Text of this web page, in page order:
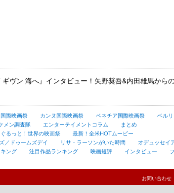
ヴン 海へ』インタビュー！矢野奨吾&内田雄馬か
際映画祭 カンヌ国際映画祭 ベネチア国際映画祭 ベル
メン調査隊 エンターテイメントコラム
まとめ
ぐるっと！世界の映画祭
最新！全米HOTムービー
／ドゥームズデイ リサ・ラーソンがいた時間
オデュッセイ
ング 注目作品ランキング 映画短評 インタビュー
お問い合わせ